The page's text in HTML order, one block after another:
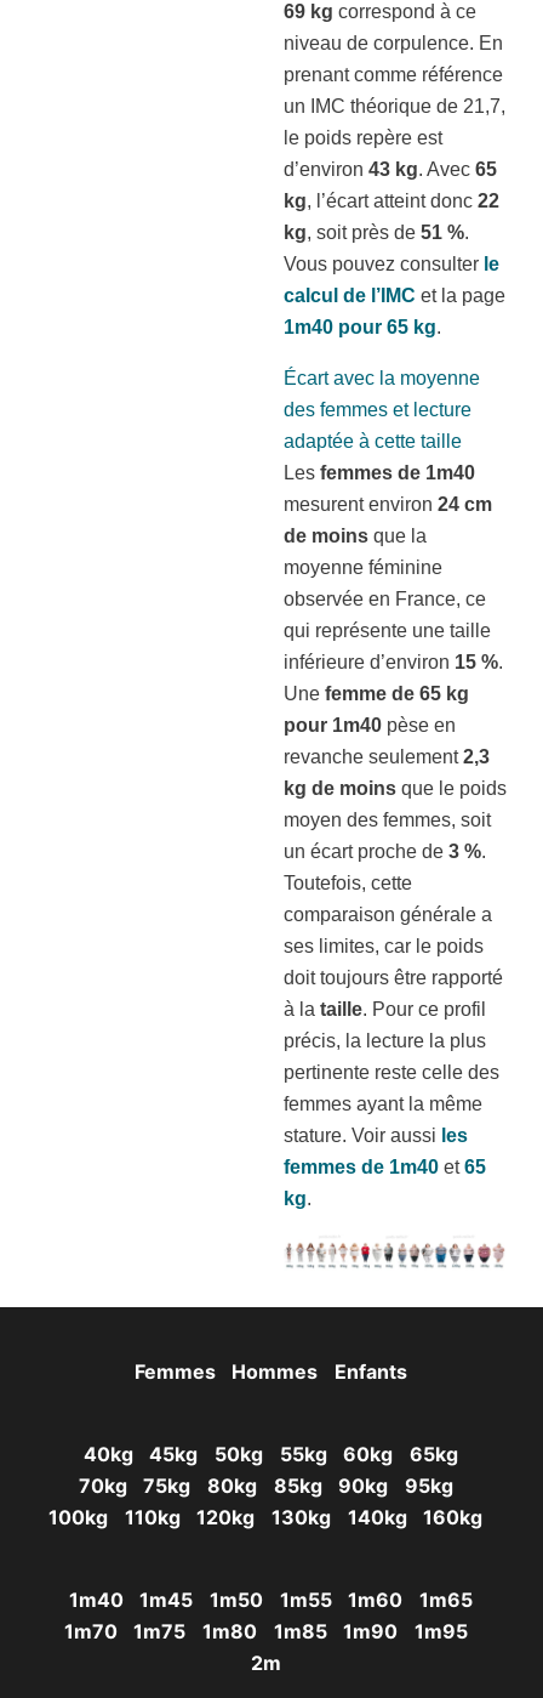
69 kg correspond à ce
niveau de corpulence. En
prenant comme référence
un IMC théorique de 21,7,
le poids repère est
d’environ 43 kg. Avec 65
kg, l’écart atteint donc 22
kg, soit près de 51 %.
Vous pouvez consulter le
calcul de l’IMC et la page
1m40 pour 65 kg.
Écart avec la moyenne
des femmes et lecture
adaptée à cette taille
Les femmes de 1m40
mesurent environ 24 cm
de moins que la
moyenne féminine
observée en France, ce
qui représente une taille
inférieure d’environ 15 %.
Une femme de 65 kg
pour 1m40 pèse en
revanche seulement2,3
kg de moins que le poids
moyen des femmes, soit
un écart proche de 3 %.
Toutefois, cette
comparaison générale a
ses limites, car le poids
doit toujours être rapporté
à la taille. Pour ce profil
précis, la lecture la plus
pertinente reste celle des
femmes ayant la même
stature. Voir aussi les
femmes de 1m40 et65
kg.
Femmes Hommes Enfants
40kg 45kg 50kg 55kg 60kg
65kg
70kg
75kg 80kg 85kg 90kg
95kg
100kg
110kg 120kg 130kg 140kg 160kg
1m40 1m45 1m50 1m55 1m60
1m65
1m70
1m75 1m80 1m85 1m90
1m95
2m